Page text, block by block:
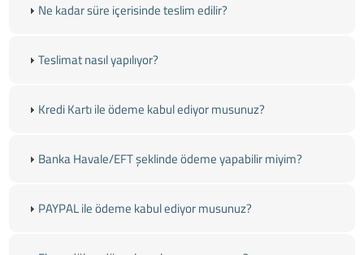
Ne kadar süre içerisinde teslim edilir?
Teslimat nasıl yapılıyor?
Kredi Kartı ile ödeme kabul ediyor musunuz?
Banka Havale/EFT şeklinde ödeme yapabilir miyim?
PAYPAL ile ödeme kabul ediyor musunuz?